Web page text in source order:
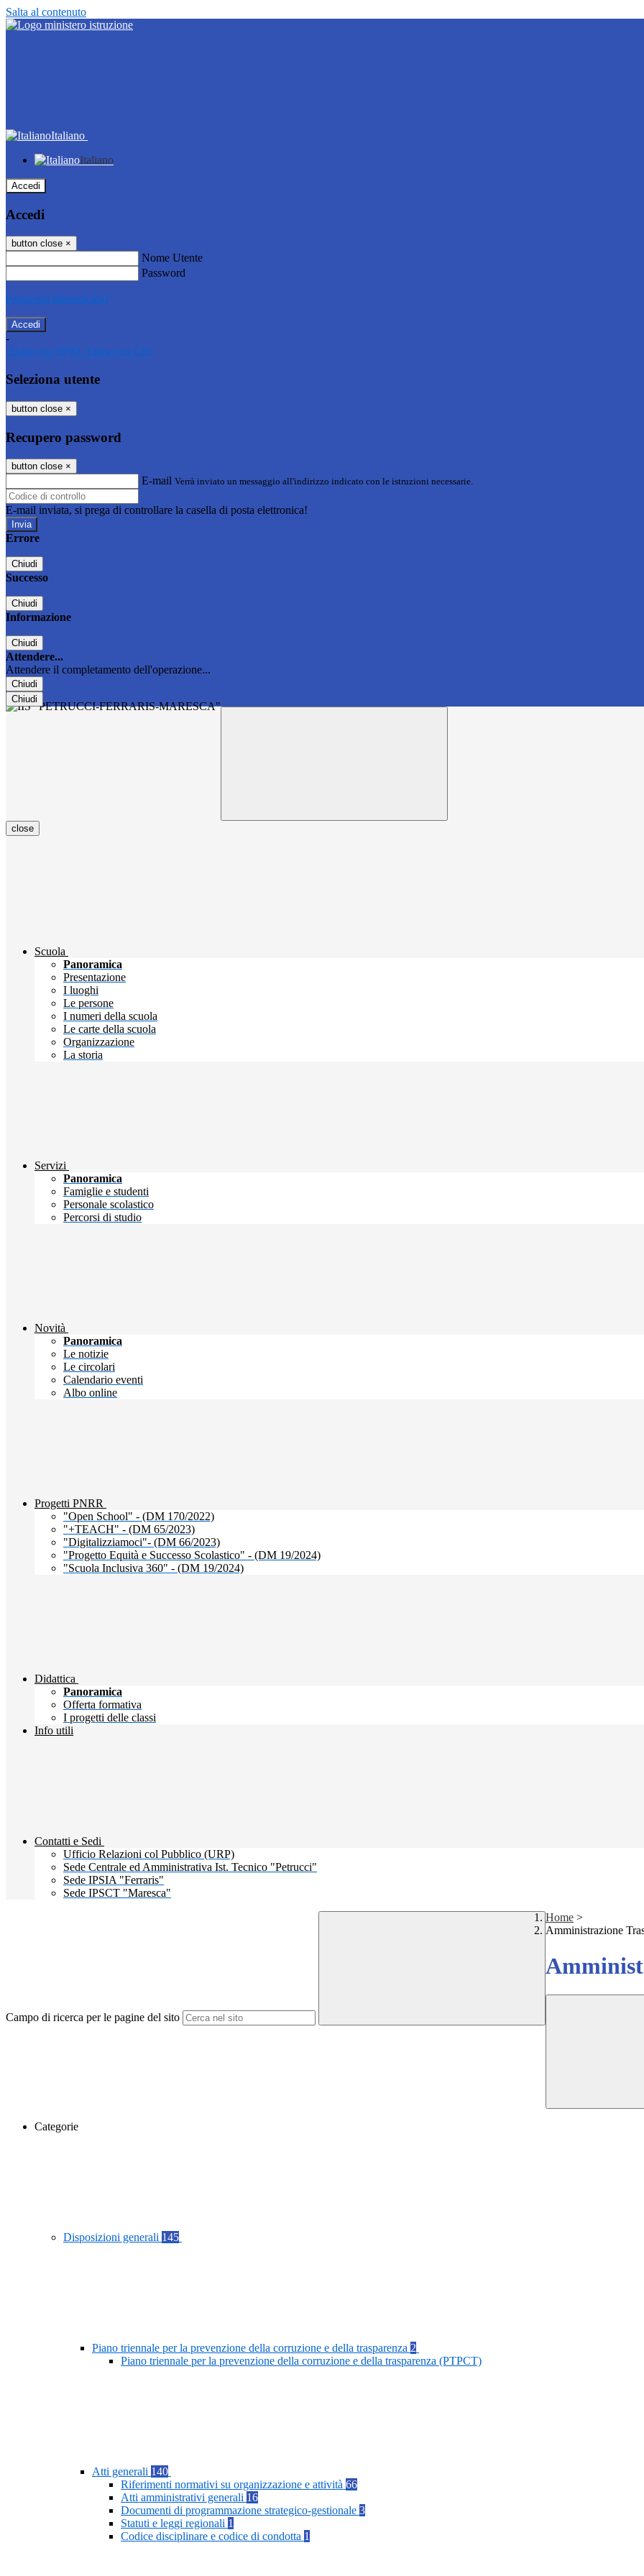
Salta al contenuto
Italiano
Italiano
Accedi
Accedi
button close ×
Nome Utente
Password
Password dimenticata?
-
Entra con SPID Entra con CIE
Seleziona utente
button close ×
Recupero password
button close ×
E-mail Verrà inviato un messaggio all'indirizzo indicato con le istruzioni necessarie.
E-mail inviata, si prega di controllare la casella di posta elettronica!
Errore
Chiudi
Successo
Chiudi
Informazione
Chiudi
Attendere...
Attendere il completamento dell'operazione...
Chiudi
Chiudi
close
Scuola
Panoramica
Presentazione
I luoghi
Le persone
I numeri della scuola
Le carte della scuola
Organizzazione
La storia
Servizi
Panoramica
Famiglie e studenti
Personale scolastico
Percorsi di studio
Novità
Panoramica
Le notizie
Le circolari
Calendario eventi
Albo online
Progetti PNRR
"Open School" - (DM 170/2022)
"+TEACH" - (DM 65/2023)
"Digitalizziamoci"- (DM 66/2023)
"Progetto Equità e Successo Scolastico" - (DM 19/2024)
"Scuola Inclusiva 360" - (DM 19/2024)
Didattica
Panoramica
Offerta formativa
I progetti delle classi
Info utili
Contatti e Sedi
Ufficio Relazioni col Pubblico (URP)
Sede Centrale ed Amministrativa Ist. Tecnico "Petrucci"
Sede IPSIA "Ferraris"
Sede IPSCT "Maresca"
Campo di ricerca per le pagine del sito
Home >
Amministrazione
Categorie
Disposizioni generali 145
Piano triennale per la prevenzione della corruzione e della trasparenza 2
Piano triennale per la prevenzione della corruzione e della trasparenza (PTPCT)
Atti generali 140
Riferimenti normativi su organizzazione e attività 66
Atti amministrativi generali 16
Documenti di programmazione strategico-gestionale 3
Statuti e leggi regionali 1
Codice disciplinare e codice di condotta 1